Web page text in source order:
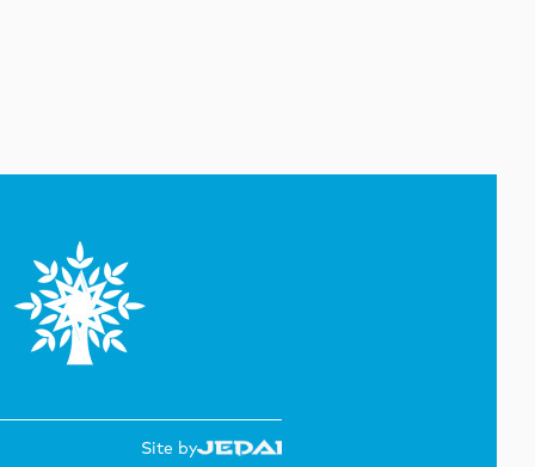
Azərbaycanın Pakistandakı
07 Avqust 13:26
Azərbaycanın Malayziyadakı
səfiri geri çağırılıb
07 Avqust 13:25
Site by